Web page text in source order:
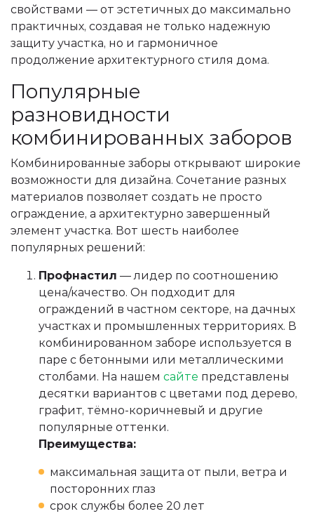
свойствами — от эстетичных до максимально
практичных, создавая не только надежную
защиту участка, но и гармоничное
продолжение архитектурного стиля дома.
Популярные
разновидности
комбинированных заборов
Комбинированные заборы открывают широкие
возможности для дизайна. Сочетание разных
материалов позволяет создать не просто
ограждение, а архитектурно завершенный
элемент участка. Вот шесть наиболее
популярных решений:
Профнастил — лидер по соотношению
цена/качество. Он подходит для
ограждений в частном секторе, на дачных
участках и промышленных территориях. В
комбинированном заборе используется в
паре с бетонными или металлическими
столбами. На нашем сайте представлены
десятки вариантов с цветами под дерево,
графит, тёмно-коричневый и другие
популярные оттенки.
Преимущества:
максимальная защита от пыли, ветра и
посторонних глаз
срок службы более 20 лет